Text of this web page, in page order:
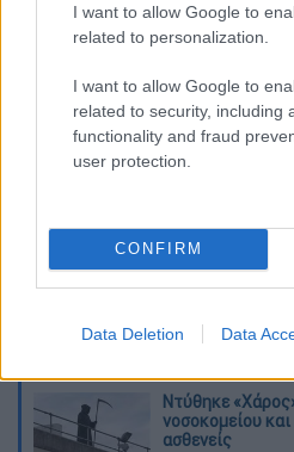
I want to allow Google to
related to personalization.
I want to allow Google to
related to security, including
functionality and fraud
user protection.
CONFIRM
Data Deletion Data
Διαβάστε ακόμη
κτίρια κρίθηκαν
Ολοκληρώθηκαν
πληγείσες
38χρονης
στην Κυψέλη
Ντύθηκε
νοσοκομείου
ασθενείς